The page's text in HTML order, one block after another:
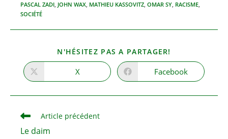
PASCAL ZADI, JOHN WAX, MATHIEU KASSOVITZ, OMAR SY, RACISME,
SOCIÉTÉ
N'HÉSITEZ PAS A PARTAGER!
CONTENU
Ouvrir
dans
autre
X Ouvrir
dans
autre
Facebook
Read
more
articles
Article précédent
Le daim